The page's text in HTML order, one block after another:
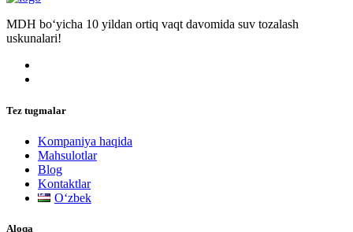
MDH bo‘yicha 10 yildan ortiq vaqt davomida suv tozalash
uskunalari!
Tez tugmalar
Kompaniya haqida
Mahsulotlar
Blog
Kontaktlar
Oʻzbek
Aloqa